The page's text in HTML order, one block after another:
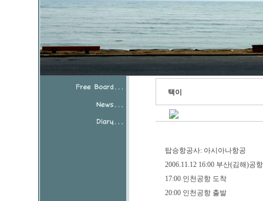
택이
탑승항공사: 아시아나항공
2006.11.12 16:00 부산(김해)공
17:00 인천공항 도착
20:00 인천공항 출발